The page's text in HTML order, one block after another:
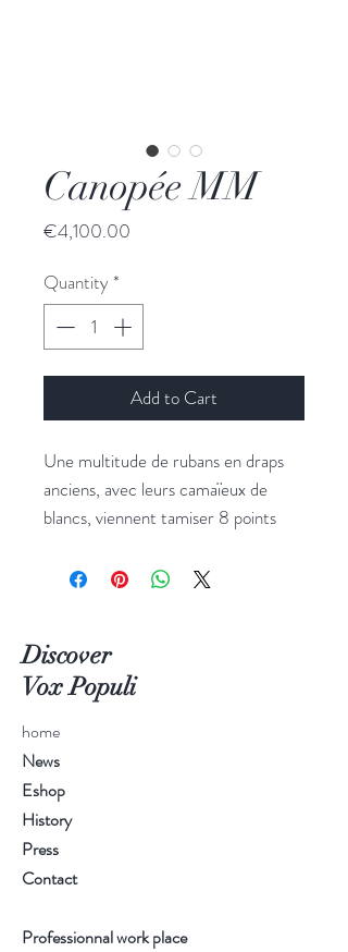
Canopée MM
€4,100.00
Quantity *
Add to Cart
Une multitude de rubans en draps
anciens, avec leurs camaïeux de
blancs, viennent tamiser 8 points
Discover
Vox Populi
home
News
Eshop
History
Press
Contact
Professionnal work place